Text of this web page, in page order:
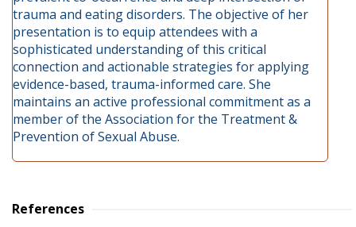
trauma and eating disorders. The objective of her
presentation is to equip attendees with a
sophisticated understanding of this critical
connection and actionable strategies for applying
evidence-based, trauma-informed care. She
maintains an active professional commitment as a
member of the Association for the Treatment &
Prevention of Sexual Abuse.
References